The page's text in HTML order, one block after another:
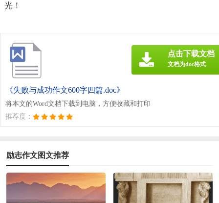
光！
《失败与成功作文600字四篇.doc》
将本文的Word文档下载到电脑，方便收藏和打印
推荐度：
点击下载文档
文档为doc格式
励志作文图文推荐